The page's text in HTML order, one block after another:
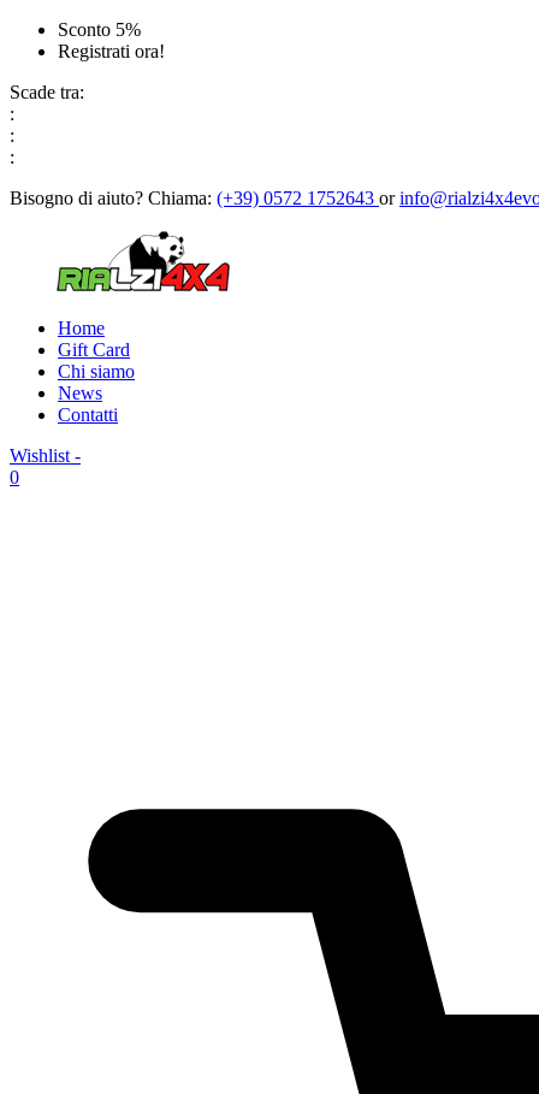
Sconto 5%
Registrati ora!
Scade tra:
:
:
:
Bisogno di aiuto? Chiama: (+39) 0572 1752643 or
Home
Gift Card
Chi siamo
News
Contatti
Wishlist -
0